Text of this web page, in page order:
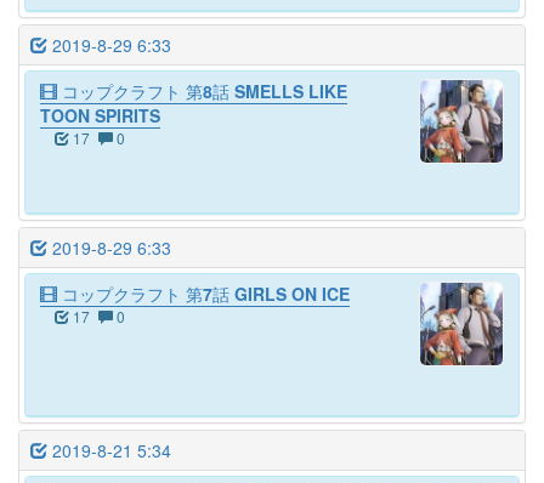
2019-8-29 6:33
コップクラフト 第8話 SMELLS LIKE
TOON SPIRITS
17 0
2019-8-29 6:33
コップクラフト 第7話 GIRLS ON ICE
17 0
2019-8-21 5:34